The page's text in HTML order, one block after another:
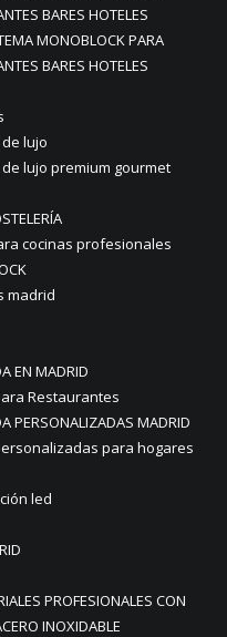
BARES HOTELES
MONOBLOCK PARA
BARES HOTELES
lujo
lujo premium gourmet
cocinas profesionales
madrid
EN MADRID
Restaurantes
PERSONALIZADAS MADRID
para hogares
led
PROFESIONALES CON
INOXIDABLE